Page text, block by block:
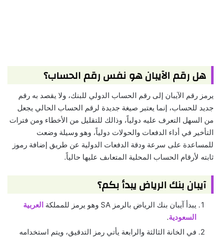
هل رقم الآيبان هو نفس رقم الحساب؟
يرمز رقم الآيبان إلى رقم الحساب الدولي للبنك، ولا يقصد به رقم
جديد للحساب، إنما يعتبر صيغة جديدة لرقم الحساب الحالي يجعل
من السهل التعرف عليه دولياً، وذالك للتقليل من الأخطاء ومن فترات
التأخير في أداء الدفعات والحولات دولياً، وهو وسيلة وضعت
للمساعدة على سرعة ودقة الدفعات الدولية عن طريق إضافة رموز
ثابته لأرقام الحساب المحلية المتعاىف عليها حالياً.
آيبان بنك الرياض يبدأ بكم؟
يبدأ آيبان بنك الرياض بالرمز SA وهو يرمز للمملكة
العربية
السعودية.
في الخانة الثالثة والرابعة يأتي رمز التدقيق، ويتم استخدامه